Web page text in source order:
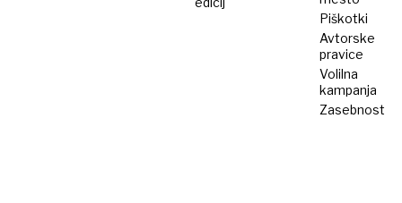
Piškotki
Avtorske
pravice
Volilna
kampanja
Zasebnost